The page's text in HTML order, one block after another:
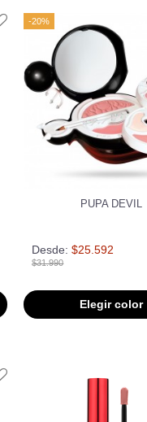
-20%
PUPA DEVIL
Desde: $25.592
$31.990
Elegir color